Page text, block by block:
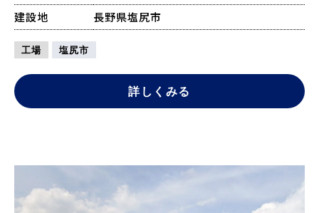
建設地
長野県塩尻市
工場 塩尻市
詳しくみる